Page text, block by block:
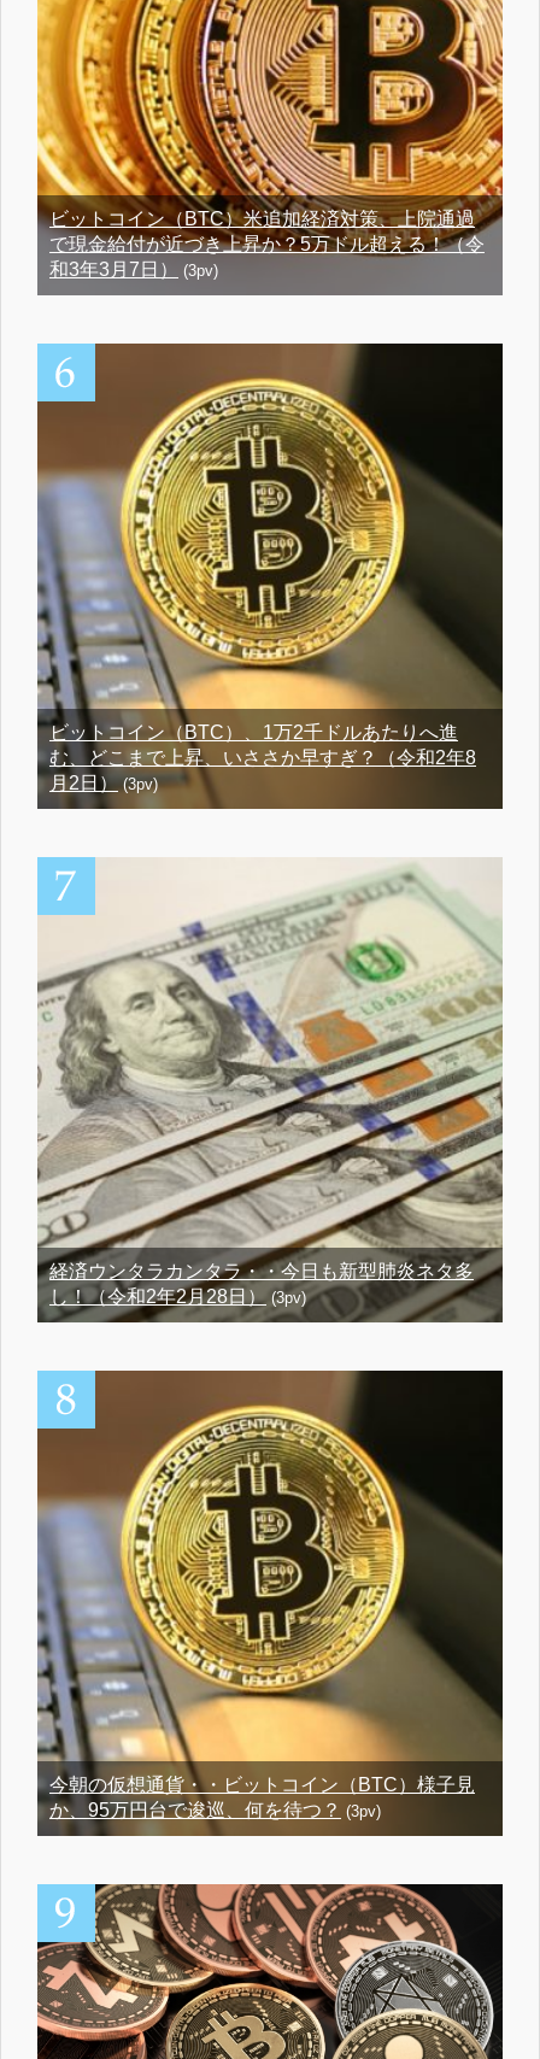
ビットコイン（BTC）米追加経済対策、上院通過
で現金給付が近づき上昇か？5万ドル超える！（令
和3年3月7日）
(3pv)
ビットコイン（BTC）、1万2千ドルあたりへ進
む、どこまで上昇、いささか早すぎ？（令和2年8
月2日）(3pv)
経済ウンタラカンタラ・・今日も新型肺炎ネタ多
し！（令和2年2月28日） (3pv)
今朝の仮想通貨・・ビットコイン（BTC）様子見
か、95万円台で逡巡、何を待つ？ (3pv)